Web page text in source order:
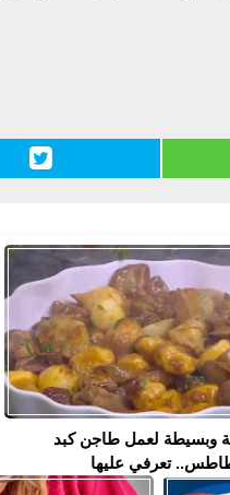
وبسيطة لعمل طاجن كبد
تعرفي عليها